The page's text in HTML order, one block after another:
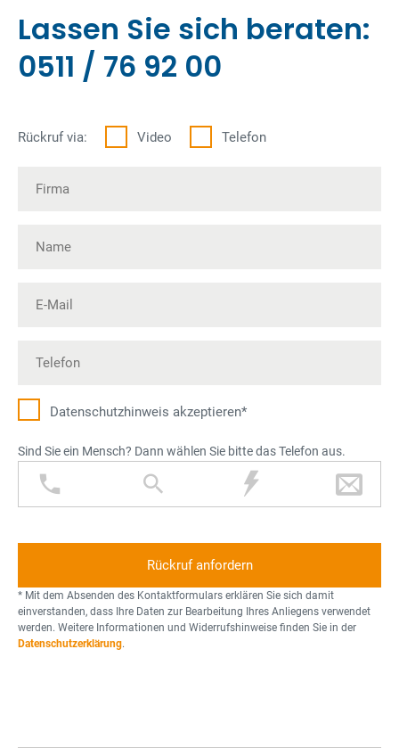
Lassen Sie sich beraten:
0511 / 76 92 00
Rückruf via: Video Telefon
Datenschutz­hinweis akzeptieren*
Sind Sie ein Mensch? Dann wählen Sie bitte das Telefon aus.
e
e
o
n
u
e
B
l
t
B
r
e
* Mit dem Absenden des Kontaktformulars erklären Sie sich damit
einverstanden, dass Ihre Daten zur Bearbeitung Ihres Anliegens verwendet
werden. Weitere Informationen und Widerrufshinweise finden Sie in der
Datenschutzerklärung.